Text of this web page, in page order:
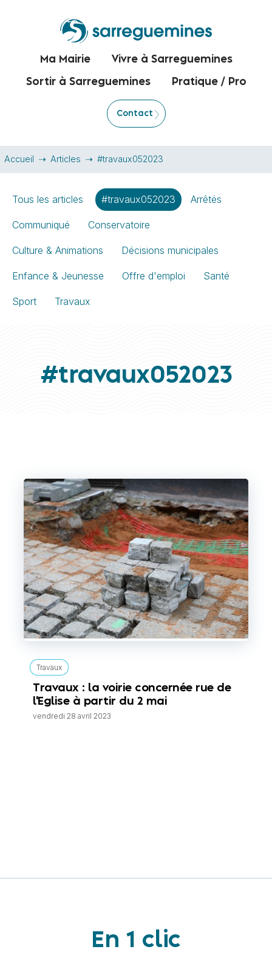
Ma Mairie Vivre à Sarreguemines
Sortir à Sarreguemines Pratique / Pro
Contact
Accueil Articles #travaux052023
Tous les articles #travaux052023 Arrêtés
Communiqué Conservatoire
Culture & Animations Décisions municipales
Enfance & Jeunesse Offre d'emploi Santé
Sport Travaux
#travaux052023
Travaux
Travaux : la voirie concernée rue de
l'Eglise à partir du 2 mai
vendredi 28 avril 2023
En 1 clic